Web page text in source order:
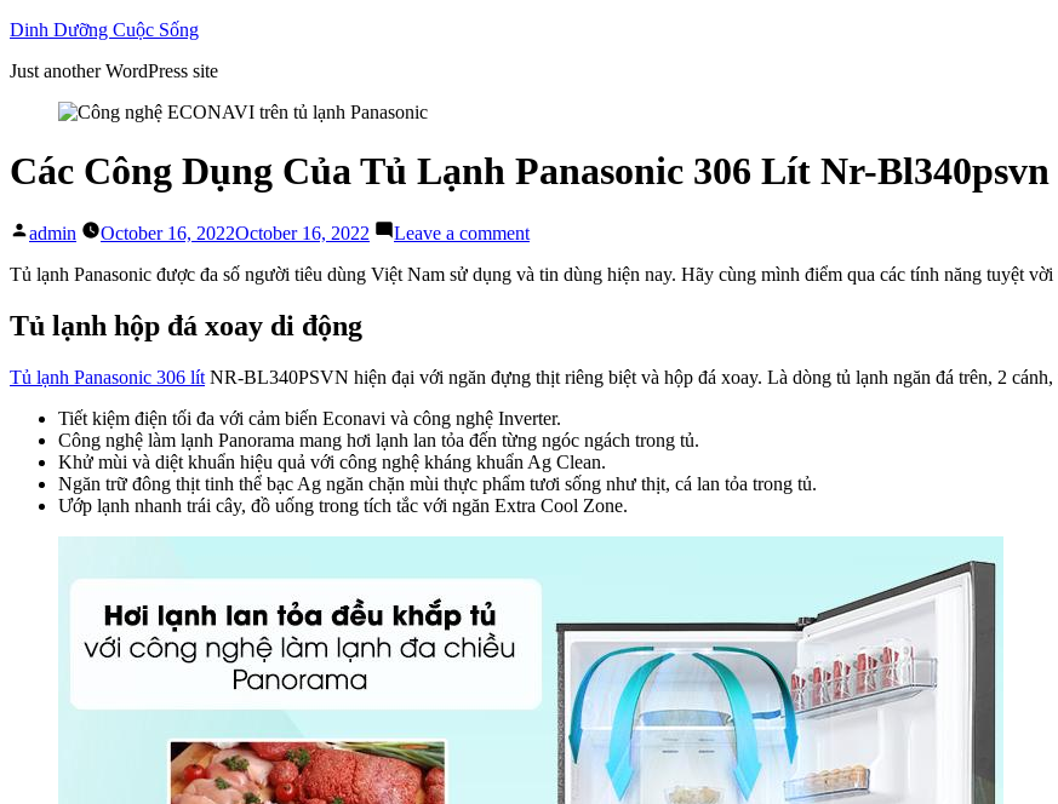
Skip
content
Dinh Dưỡng Cuộc Sống
Just another WordPress site
Các Công Dụng Của Tủ Lạnh Panasonic 306 Lít Nr-Bl340psvn
Posted
admin October 16, 2022October 16, 2022 Leave a commenton
Công
Panasonic
Lít
Nr-
Bl340psvn
Tủ lạnh Panasonic được đa số người tiêu dùng Việt Nam sử dụng và tin dùng hiện nay. Hãy cùng mình điểm qua các tính năng tuyệt
Tủ lạnh hộp đá xoay di động
Tủ lạnh Panasonic 306 lít NR-BL340PSVN hiện đại với ngăn đựng thịt riêng biệt và hộp đá xoay. Là dòng tủ lạnh ngăn đá trên, 2
Tiết kiệm điện tối đa với cảm biến Econavi và công nghệ Inverter.
Công nghệ làm lạnh Panorama mang hơi lạnh lan tỏa đến từng ngóc ngách trong tủ.
Khử mùi và diệt khuẩn hiệu quả với công nghệ kháng khuẩn Ag Clean.
Ngăn trữ đông thịt tinh thể bạc Ag ngăn chặn mùi thực phẩm tươi sống như thịt, cá lan tỏa trong tủ.
Ướp lạnh nhanh trái cây, đồ uống trong tích tắc với ngăn Extra Cool Zone.